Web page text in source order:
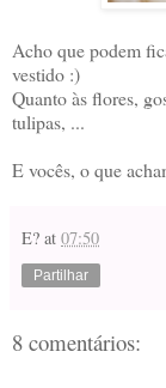
Acho que podem
vestido :)
Quanto às flores,
tulipas, ...
E vocês, o que
E? at 07:50
Partilhar
8 comentários: